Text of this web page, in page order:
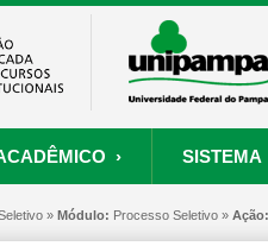
HUMANOS PROCESSOS
› SISTEMA
» Módulo: Processo Seletivo »